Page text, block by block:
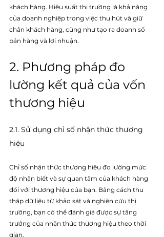
khách hàng. Hiệu suất thị trường là khả năng
của doanh nghiệp trong việc thu hút và giữ
chân khách hàng, cũng như tạo ra doanh số
bán hàng và lợi nhuận.
2. Phương pháp đo
lường kết quả của vốn
thương hiệu
2.1. Sử dụng chỉ số nhận thức thương
hiệu
Chỉ số nhận thức thương hiệu đo lường mức
độ nhận biết và sự quan tâm của khách hàng
đối với thương hiệu của bạn. Bằng cách thu
thập dữ liệu từ khảo sát và nghiên cứu thị
trường, bạn có thể đánh giá được sự tăng
trưởng của nhận thức thương hiệu theo thời
gian.